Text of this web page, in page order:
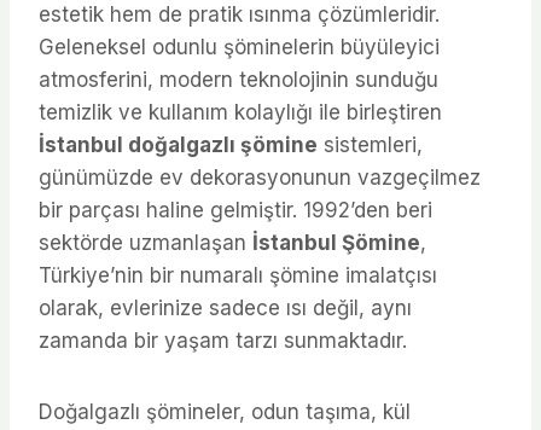
estetik hem de pratik ısınma çözümleridir.
Geleneksel odunlu şöminelerin büyüleyici
atmosferini, modern teknolojinin sunduğu
temizlik ve kullanım kolaylığı ile birleştiren
İstanbul doğalgazlı şömine sistemleri,
günümüzde ev dekorasyonunun vazgeçilmez
bir parçası haline gelmiştir. 1992’den beri
sektörde uzmanlaşan İstanbul Şömine,
Türkiye’nin bir numaralı şömine imalatçısı
olarak, evlerinize sadece ısı değil, aynı
zamanda bir yaşam tarzı sunmaktadır.
Doğalgazlı şömineler, odun taşıma, kül